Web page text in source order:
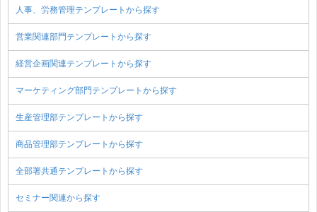
人事、労務管理テンプレートから探す
営業関連部門テンプレートから探す
経営企画関連テンプレートから探す
マーケティング部門テンプレートから探す
生産管理部テンプレートから探す
商品管理部テンプレートから探す
全部署共通テンプレートから探す
セミナー関連から探す